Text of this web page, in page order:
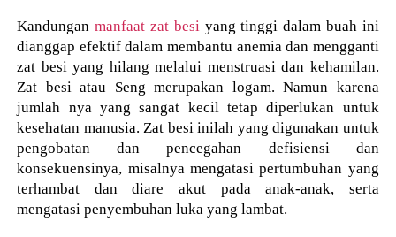
Kandunganmanfaat zat besi yang tinggi dalam buah ini
dianggap efektif dalam membantu anemia dan mengganti
zat besi yang hilang melalui menstruasi dan kehamilan.
Zat besi atau Seng merupakan logam. Namun karena
jumlah nya yang sangat kecil tetap diperlukan untuk
kesehatan manusia. Zat besi inilah yang digunakan untuk
pengobatan dan pencegahan defisiensi dan
konsekuensinya, misalnya mengatasi pertumbuhan yang
terhambat dan diare akut pada anak-anak, serta
mengatasi penyembuhan luka yang lambat.